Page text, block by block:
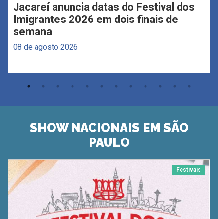
Jacareí anuncia datas do Festival dos
Imigrantes 2026 em dois finais de
semana
08 de agosto 2026
SHOW NACIONAIS EM SÃO
PAULO
Festivais